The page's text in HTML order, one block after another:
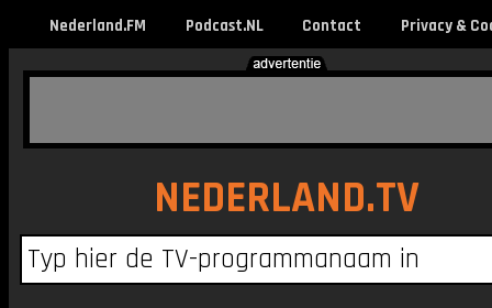
Nederland.FM Podcast.NL Contact Privacy &
NEDERLAND.TV